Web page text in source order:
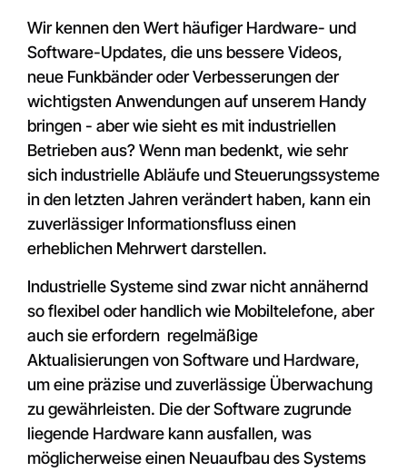
Wir kennen den Wert häufiger Hardware- und
Software-Updates, die uns bessere Videos,
neue Funkbänder oder Verbesserungen der
wichtigsten Anwendungen auf unserem Handy
bringen - aber wie sieht es mit industriellen
Betrieben aus? Wenn man bedenkt, wie sehr
sich industrielle Abläufe und Steuerungssysteme
in den letzten Jahren verändert haben, kann ein
zuverlässiger Informationsfluss einen
erheblichen Mehrwert darstellen.
Industrielle Systeme sind zwar nicht annähernd
so flexibel oder handlich wie Mobiltelefone, aber
auch sie erfordern regelmäßige
Aktualisierungen von Software und Hardware,
um eine präzise und zuverlässige Überwachung
zu gewährleisten. Die der Software zugrunde
liegende Hardware kann ausfallen, was
möglicherweise einen Neuaufbau des Systems